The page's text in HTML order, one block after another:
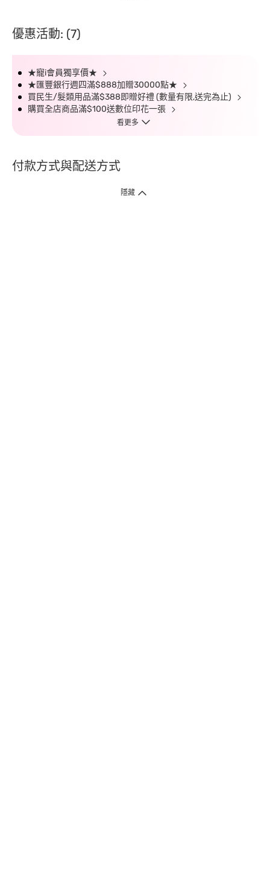
優惠活動: (7)
★寵i會員獨享價★
★匯豐銀行週四滿$888加贈30000點★
買民生/髮類用品滿$388即贈好禮 (數量有限,送完為止)
購買全店商品滿$100送數位印花一張
看更多
付款方式與配送方式
隱藏